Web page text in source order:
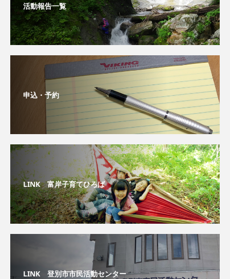
活動報告一覧
申込・予約
LINK 富岸子育てひろば
LINK 登別市市民活動センター